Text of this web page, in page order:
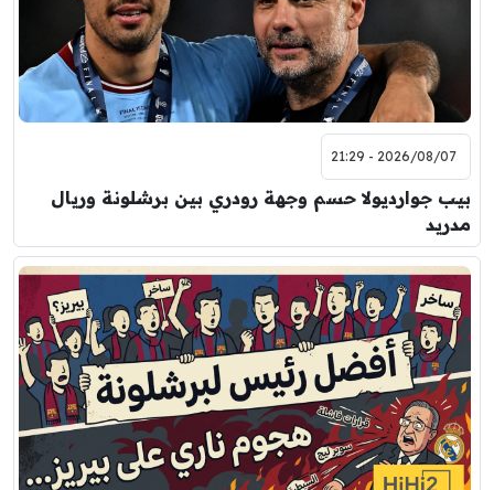
2026/08/07 - 21:29
بيب جوارديولا حسم وجهة رودري بين برشلونة وريال
مدريد